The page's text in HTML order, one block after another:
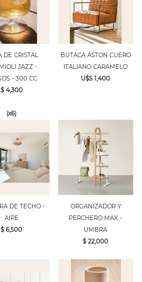
DE CRISTAL
JAZZ -
- 300 CC
$ 4,300
(x6)
BUTACA ASTON CUERO
ITALIANO CARAMELO
U$S 1,400
DE TECHO -
AIRE
$ 6,500
ORGANIZADOR Y
PERCHERO MAX -
UMBRA
$ 22,000